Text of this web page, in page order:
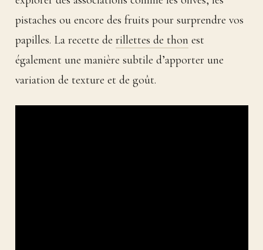
pistaches ou encore des fruits pour surprendre vos
papilles. La recette de rillettes de thon est
également une manière subtile d’apporter une
variation de texture et de goût.